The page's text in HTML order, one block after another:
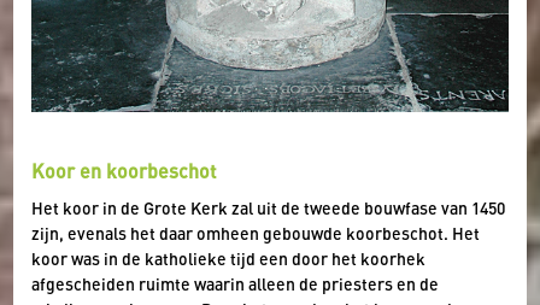
Koor en koorbeschot
Het koor in de Grote Kerk zal uit de tweede bouwfase van 1450
zijn, evenals het daar omheen gebouwde koorbeschot. Het
koor was in de katholieke tijd een door het koorhek
afgescheiden ruimte waarin alleen de priesters en de